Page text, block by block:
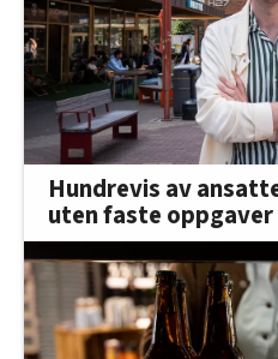
Hundrevis av
uten faste oppgaver